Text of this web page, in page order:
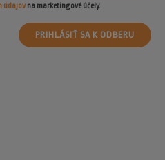
údajovna marketingové účely.
PRIHLÁSIŤ SA K ODBERU